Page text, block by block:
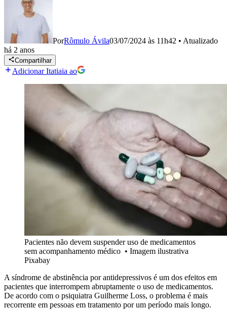
PorRômulo Ávila03/07/2024 às 11h42 • Atualizado
há 2 anos
Compartilhar
Adicionar Itatiaia ao
Pacientes não devem suspender uso de medicamentos
sem acompanhamento médico • Imagem ilustrativa
Pixabay
A síndrome de abstinência por antidepressivos é um dos efeitos em
pacientes que interrompem abruptamente o uso de medicamentos.
De acordo com o psiquiatra Guilherme Loss, o problema é mais
recorrente em pessoas em tratamento por um período mais longo.